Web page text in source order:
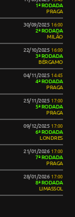
1ª RODADA
PRAGA
30/09/2025 16:00
2ª RODADA
MILÃO
22/10/2025 16:00
3ª RODADA
BÉRGAMO
04/11/2025 14:45
4ª RODADA
PRAGA
25/11/2025 17:00
5ª RODADA
PRAGA
09/12/2025 17:00
6ª RODADA
LONDRES
21/01/2026 17:00
7ª RODADA
PRAGA
28/01/2026 17:00
8ª RODADA
LIMASSOL